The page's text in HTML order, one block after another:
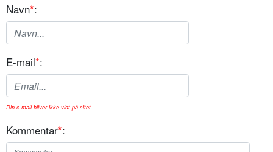
Navn*:
E-mail*:
Din e-mail bliver ikke vist på sitet.
Kommentar*: